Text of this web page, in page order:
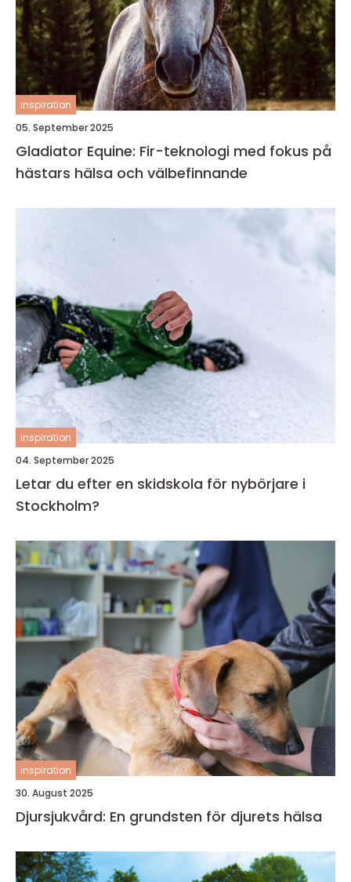
inspiration
05. September 2025
Gladiator Equine: Fir-teknologi med fokus på
hästars hälsa och välbefinnande
inspiration
04. September 2025
Letar du efter en skidskola för nybörjare i
Stockholm?
inspiration
30. August 2025
Djursjukvård: En grundsten för djurets hälsa